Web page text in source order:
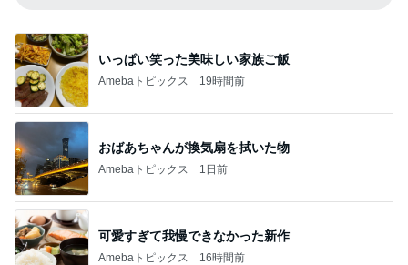
いっぱい笑った美味しい家族ご飯
Amebaトピックス 19時間前
おばあちゃんが換気扇を拭いた物
Amebaトピックス 1日前
可愛すぎて我慢できなかった新作
Amebaトピックス 16時間前